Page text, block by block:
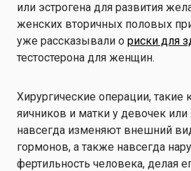
или эстрогена для развития
женских вторичных половых
уже рассказывали о риски для
тестостерона для женщин.
Хирургические операции, такие
яичников и матки у девочек
навсегда изменяют внешний
гормонов, а также навсегда
фертильность человека, делая